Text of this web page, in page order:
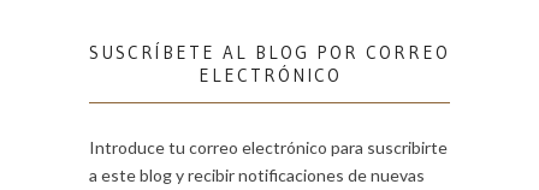
SUSCRÍBETE AL BLOG POR CORREO
ELECTRÓNICO
Introduce tu correo electrónico para suscribirte
a este blog y recibir notificaciones de nuevas